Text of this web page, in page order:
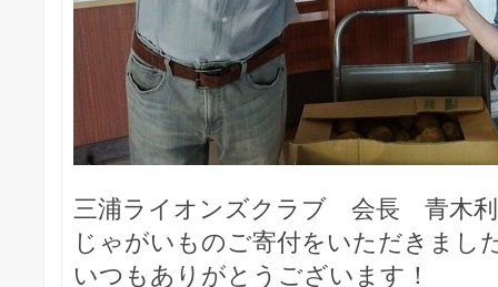
三浦ライオンズクラブ 会長 青木
じゃがいものご寄付をいただきまし
いつもありがとうございます！